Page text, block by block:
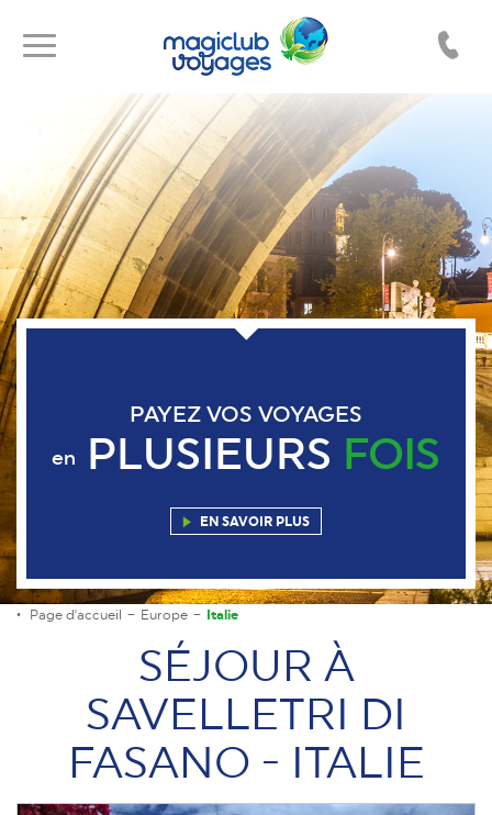
Toggle
Toggle
navigation
PAYEZ VOS VOYAGES
en PLUSIEURS FOIS
EN SAVOIR PLUS
Page d'accueil Europe Italie
SÉJOUR À
SAVELLETRI DI
FASANO - ITALIE